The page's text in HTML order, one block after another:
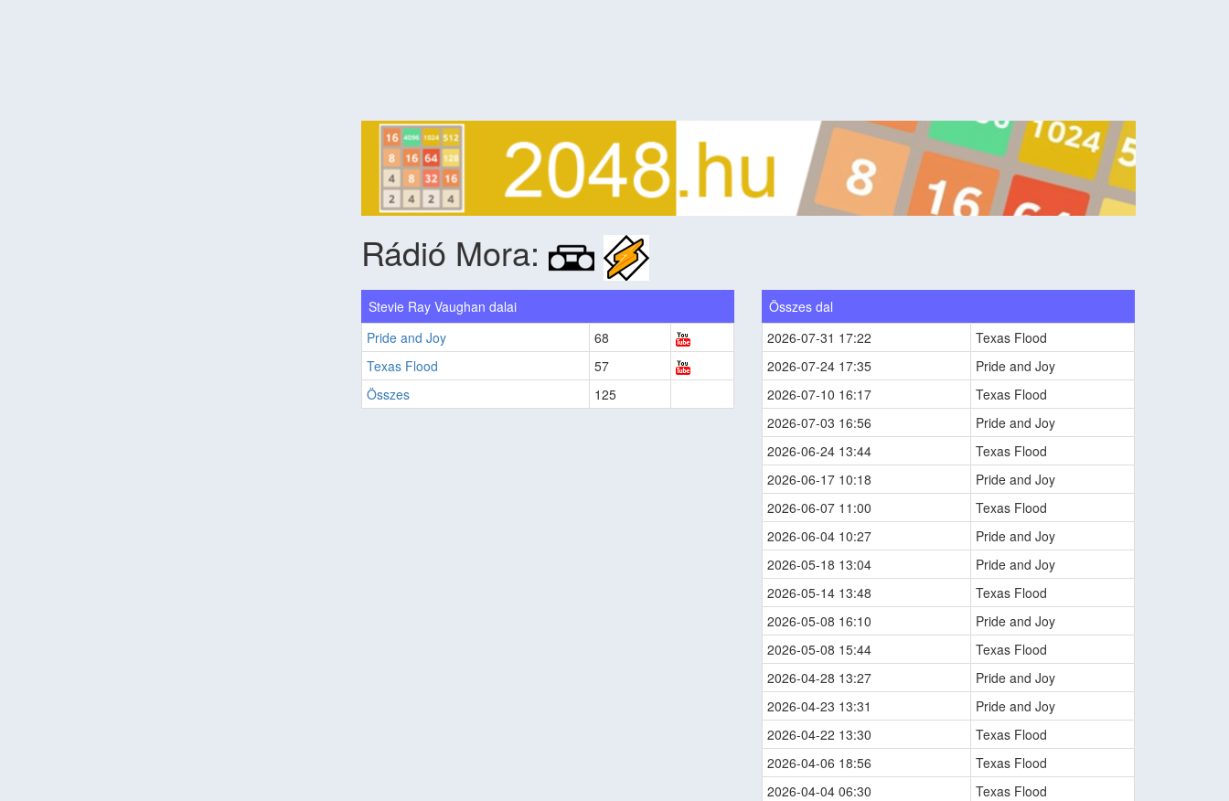
Rádió Mora:
Stevie Ray Vaughan dalai
Pride and Joy
68
Texas Flood
57
Összes
125
Összes dal
2026-07-31 17:22
Texas Flood
2026-07-24 17:35
Pride and Joy
2026-07-10 16:17
Texas Flood
2026-07-03 16:56
Pride and Joy
2026-06-24 13:44
Texas Flood
2026-06-17 10:18
Pride and Joy
2026-06-07 11:00
Texas Flood
2026-06-04 10:27
Pride and Joy
2026-05-18 13:04
Pride and Joy
2026-05-14 13:48
Texas Flood
2026-05-08 16:10
Pride and Joy
2026-05-08 15:44
Texas Flood
2026-04-28 13:27
Pride and Joy
2026-04-23 13:31
Pride and Joy
2026-04-22 13:30
Texas Flood
2026-04-06 18:56
Texas Flood
2026-04-04 06:30
Texas Flood